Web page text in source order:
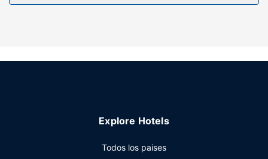
Explore Hotels
Todos los paises